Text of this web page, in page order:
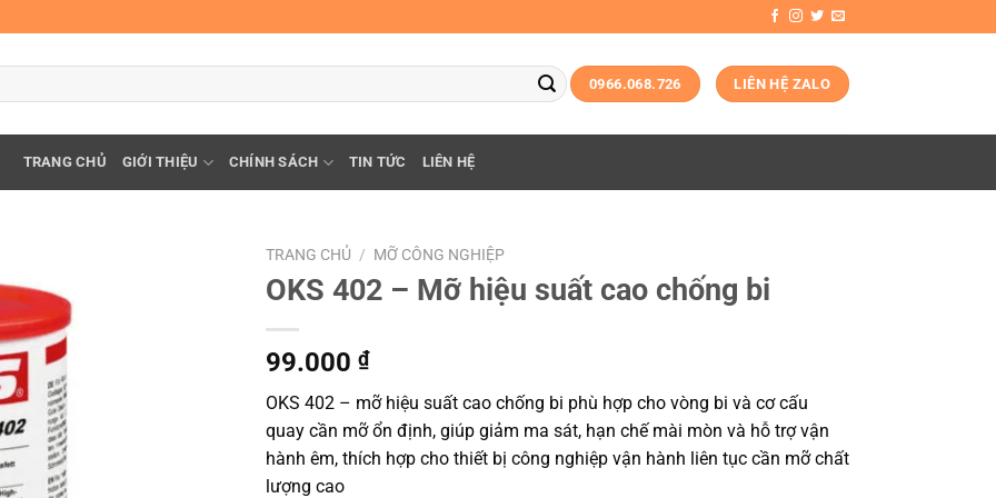
0966.068.726 LIÊN HỆ ZALO
TRANG CHỦ GIỚI THIỆU CHÍNH SÁCH TIN TỨC LIÊN HỆ
TRANG CHỦ / MỠ CÔNG NGHIỆP
OKS 402 – Mỡ hiệu suất cao chống bi
99.000 ₫
OKS 402 – mỡ hiệu suất cao chống bi phù hợp cho vòng bi và cơ cấu
quay cần mỡ ổn định, giúp giảm ma sát, hạn chế mài mòn và hỗ trợ vận
hành êm, thích hợp cho thiết bị công nghiệp vận hành liên tục cần mỡ chất
lượng cao